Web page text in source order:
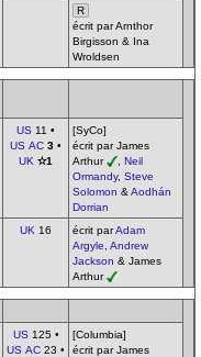
R
écrit par Arnthor
Birgisson & Ina
Wroldsen
US 11 •
US AC 3 •
UK ✫1
[SyCo]
écrit par James
Arthur
Neil
Ormandy, Steve
Solomon & Aodhán
Dorrian
UK 16 écrit parAdam
Argyle Andrew
Jackson & James
Arthur
US125 •
US AC 23 •
[Columbia]
écrit par James